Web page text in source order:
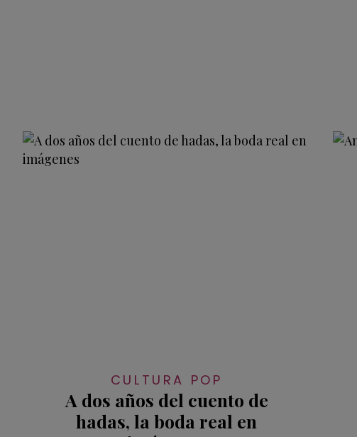
CULTURA POP
A dos años del cuento de
hadas, la boda real en